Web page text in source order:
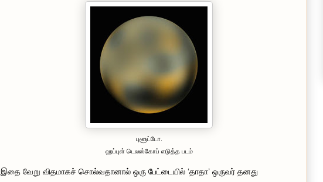
புளூட்டோ.
ஹப்புள் டெலஸ்கோப் எடுத்த படம்
இதை வேறு விதமாகச் சொல்வதானால் ஒரு பேட்டையில் ‘தாதா’ ஒருவர் தனது